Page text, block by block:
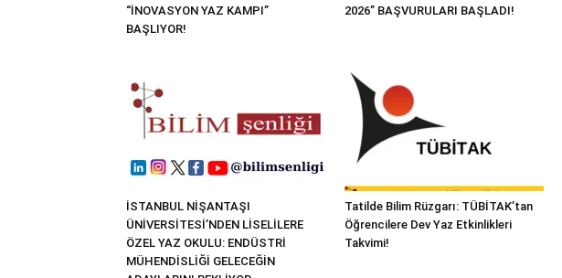
“İNOVASYON YAZ KAMPI”
BAŞLIYOR!
2026” BAŞVURULARI BAŞLADI!
İSTANBUL NİŞANTAŞI
ÜNİVERSİTESİ’NDEN LİSELİLERE
ÖZEL YAZ OKULU: ENDÜSTRİ
MÜHENDİSLİĞİ GELECEĞİN
Tatilde Bilim Rüzgarı: TÜBİTAK’tan
Öğrencilere Dev Yaz Etkinlikleri
Takvimi!